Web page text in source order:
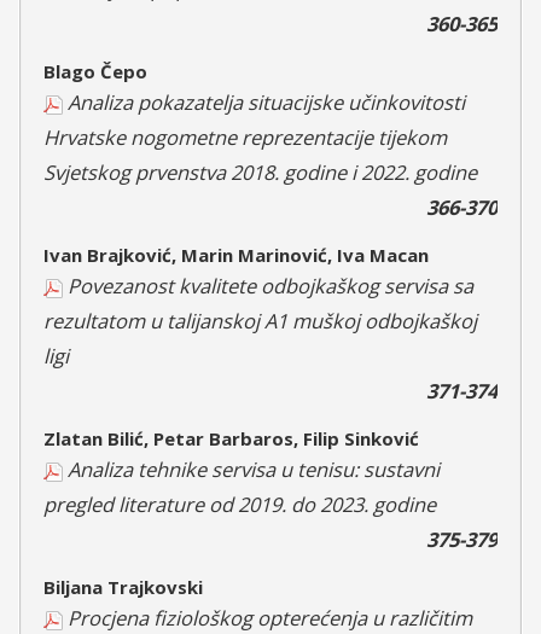
360-365
Blago Čepo
Analiza pokazatelja situacijske učinkovitosti
Hrvatske nogometne reprezentacije tijekom
Svjetskog prvenstva 2018. godine i 2022. godine
366-370
Ivan Brajković, Marin Marinović, Iva Macan
Povezanost kvalitete odbojkaškog servisa sa
rezultatom u talijanskoj A1 muškoj odbojkaškoj
ligi
371-374
Zlatan Bilić, Petar Barbaros, Filip Sinković
Analiza tehnike servisa u tenisu: sustavni
pregled literature od 2019. do 2023. godine
375-379
Biljana Trajkovski
Procjena fiziološkog opterećenja u različitim